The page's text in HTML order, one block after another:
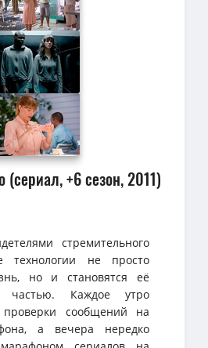
(сериал, +6 сезон, 2011)
стремительного
технологии не просто
но и становятся её
частью. Каждое утро
сообщений на
а вечера нередко